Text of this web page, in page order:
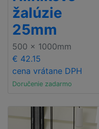
žalúzie
25mm
500 x 1000mm
€ 42.15
cena vrátane DPH
Doručenie zadarmo